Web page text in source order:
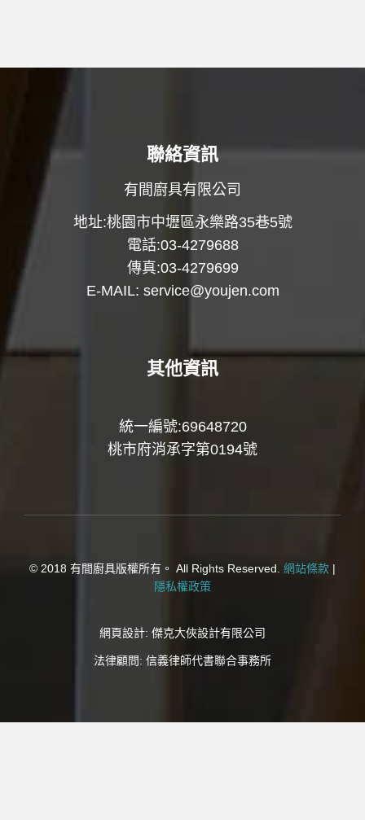
聯絡資訊
有間廚具有限公司
地址:桃園市中壢區永樂路35巷5號
電話:03-4279688
傳真:03-4279699
E-MAIL: service@youjen.com
其他資訊
統一編號:69648720
桃市府消承字第0194號
© 2018 有間廚具版權所有。 All Rights Reserved. 網站條款 |
隱私權政策
網頁設計: 傑克大俠設計有限公司
法律顧問: 信義律師代書聯合事務所